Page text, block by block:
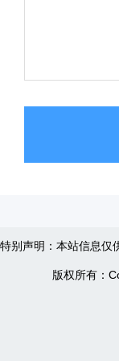
特别声明：本站信息仅
版权所有：